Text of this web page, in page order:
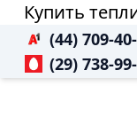
Купить
(44) 709-
(29) 738-